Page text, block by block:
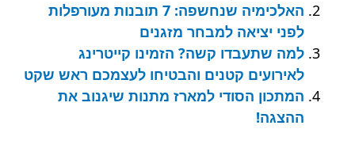
האלכימיה שנחשפה: 7 תובנות מעורפלות
לפני יציאה למבחר מזגנים
למה שתעבדו קשה? הזמינו קייטרינג
לאירועים קטנים והבטיחו לעצמכם ראש שקט
המתכון הסודי למארז מתנות שיגנוב את
ההצגה!